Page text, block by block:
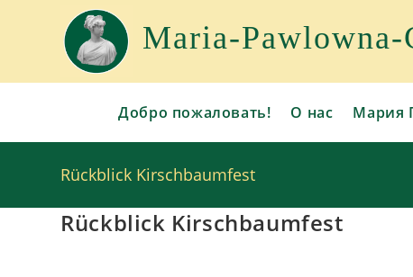
Maria-Pawlowna-
Добро пожаловать! О нас Мария
Rückblick Kirschbaumfest
Rückblick Kirschbaumfest